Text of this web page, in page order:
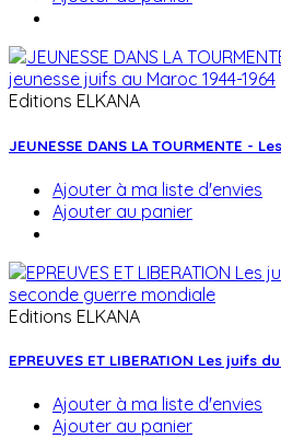
Editions ELKANA
JEUNESSE DANS LA TOURMENTE -
Ajouter à ma liste d'envies
Ajouter au panier
Editions ELKANA
EPREUVES ET LIBERATION Les juifs
Ajouter à ma liste d'envies
Ajouter au panier